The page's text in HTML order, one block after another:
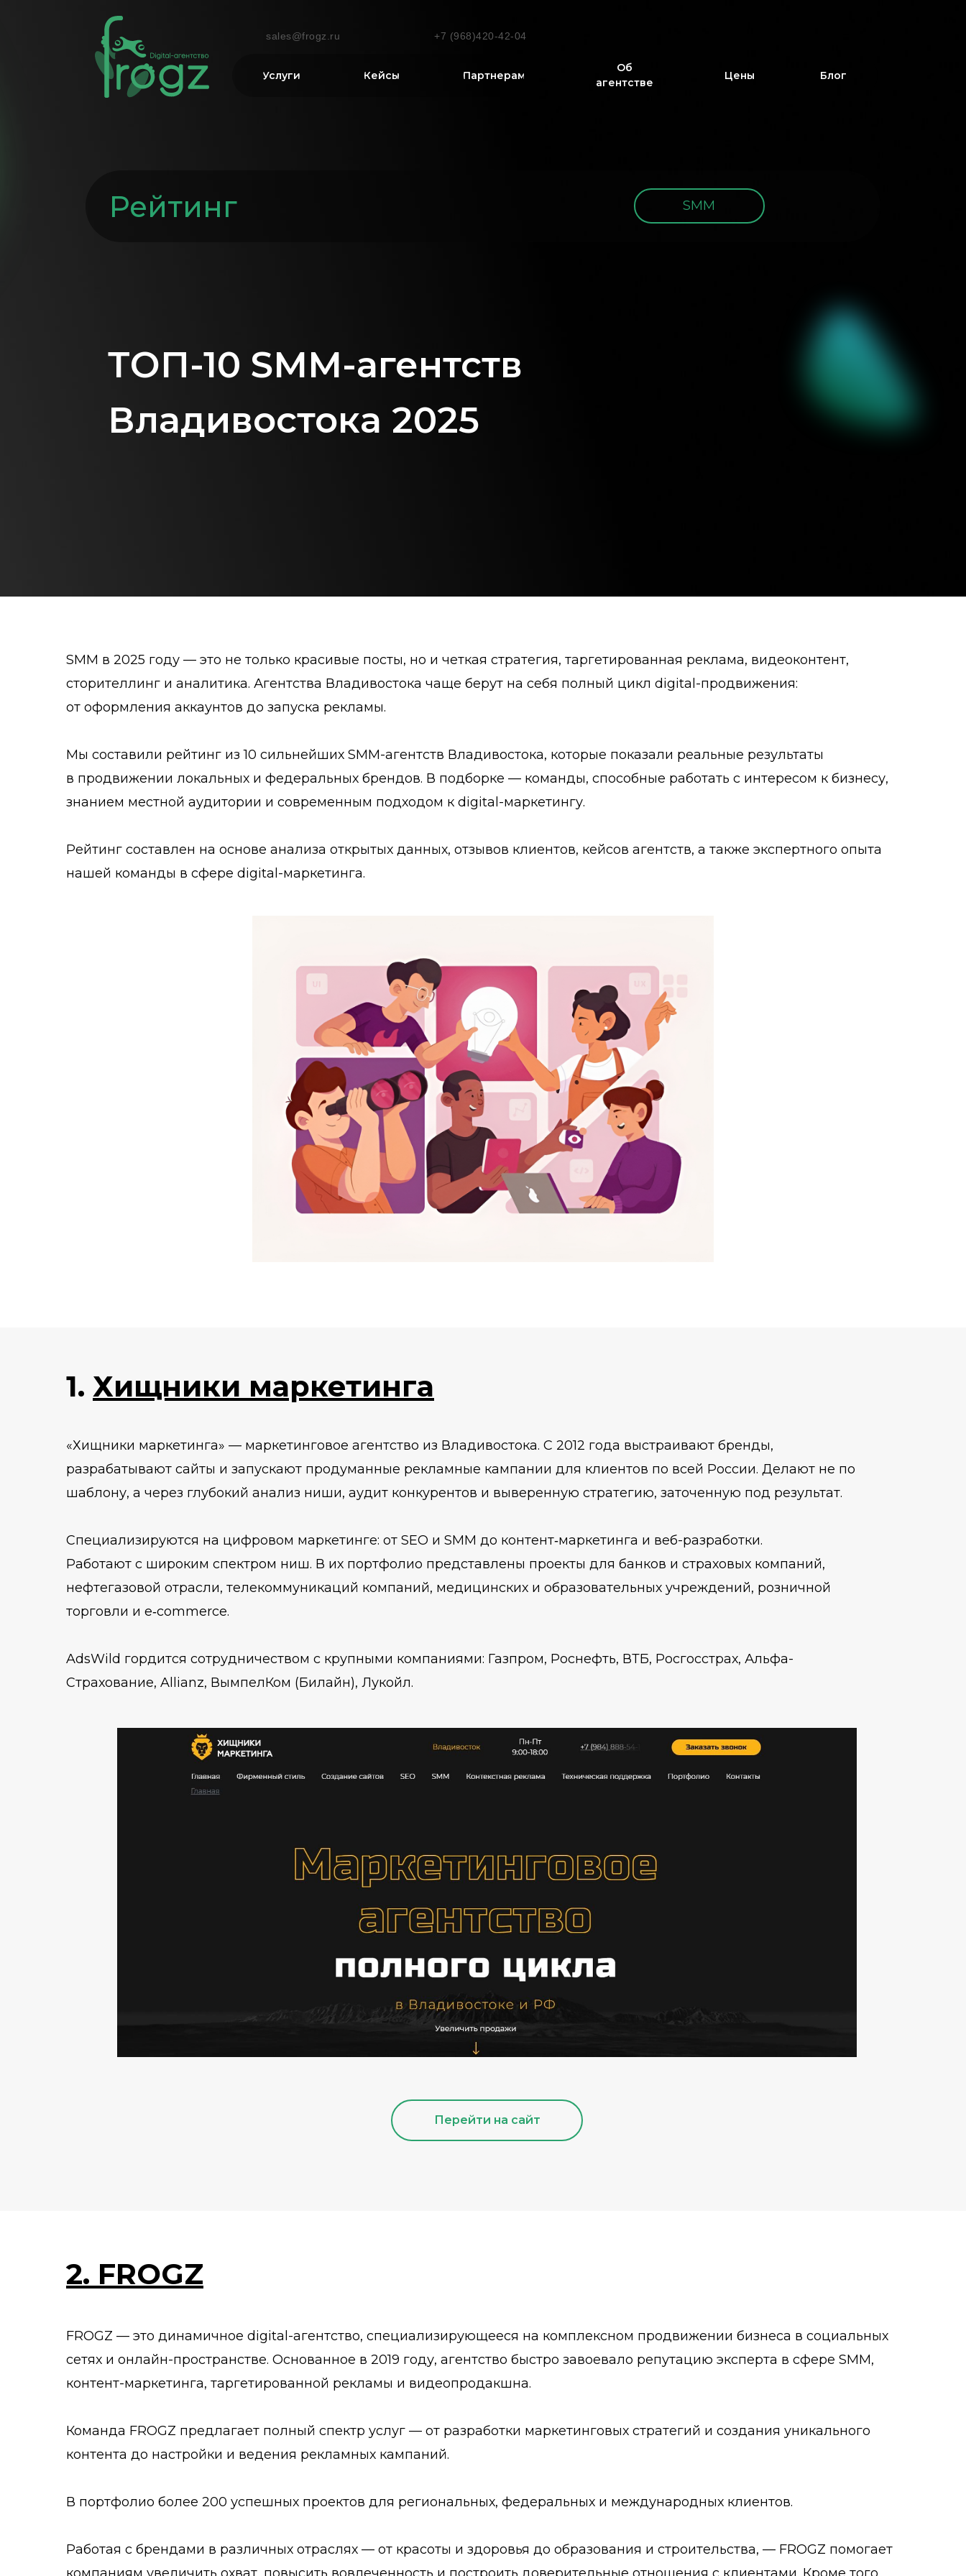
Услуги Кейсы Партнерам
Об
агентстве
Цены Блог
sales@frogz.ru +7 (968)420-42-04
ТОП-10 SMM-агентств
Владивостока 2025
Рейтинг SMM
SMM в 2025 году — это не только красивые посты, но и четкая стратегия, таргетированная реклама, видеоконтент,
сторителлинг и аналитика. Агентства Владивостока чаще берут на себя полный цикл digital-продвижения:
от оформления аккаунтов до запуска рекламы.
Мы составили рейтинг из 10 сильнейших SMM-агентств Владивостока, которые показали реальные результаты
в продвижении локальных и федеральных брендов. В подборке — команды, способные работать с интересом к бизнесу,
знанием местной аудитории и современным подходом к digital-маркетингу.
Рейтинг составлен на основе анализа открытых данных, отзывов клиентов, кейсов агентств, а также экспертного опыта
нашей команды в сфере digital-маркетинга.
1. Хищники маркетинга
«Хищники маркетинга» — маркетинговое агентство из Владивостока. С 2012 года выстраивают бренды,
разрабатывают сайты и запускают продуманные рекламные кампании для клиентов по всей России. Делают не по
шаблону, а через глубокий анализ ниши, аудит конкурентов и выверенную стратегию, заточенную под результат.
Специализируются на цифровом маркетинге: от SEO и SMM до контент‑маркетинга и веб-разработки.
Работают с широким спектром ниш. В их портфолио представлены проекты для банков и страховых компаний,
нефтегазовой отрасли, телекоммуникаций компаний, медицинских и образовательных учреждений, розничной
торговли и e‑commerce.
AdsWild гордится сотрудничеством с крупными компаниями: Газпром, Роснефть, ВТБ, Росгосстрах, Альфа-
Страхование, Allianz, ВымпелКом (Билайн), Лукойл.
Перейти на сайт
2. FROGZ
FROGZ — это динамичное digital-агентство, специализирующееся на комплексном продвижении бизнеса в социальных
сетях и онлайн-пространстве. Основанное в 2019 году, агентство быстро завоевало репутацию эксперта в сфере SMM,
контент-маркетинга, таргетированной рекламы и видеопродакшна.
Команда FROGZ предлагает полный спектр услуг — от разработки маркетинговых стратегий и создания уникального
контента до настройки и ведения рекламных кампаний.
В портфолио более 200 успешных проектов для региональных, федеральных и международных клиентов.
Работая с брендами в различных отраслях — от красоты и здоровья до образования и строительства, — FROGZ помогает